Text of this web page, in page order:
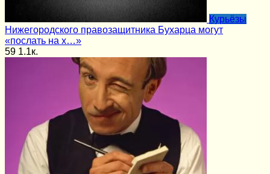
Курьёзы
Нижегородского правозащитника Бухарца могут
«послать на х…»
59 1.1к.